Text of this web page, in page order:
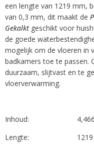
een lengte van 1219 mm,
van 0,3 mm, dit maakt de
Gekalktgeschikt voor
de goede
mogelijk om de vloeren in
badkamers toe te passen.
duurzaam, slijtvast en te
vloerverwarming.
Inhoud:
Lengte: